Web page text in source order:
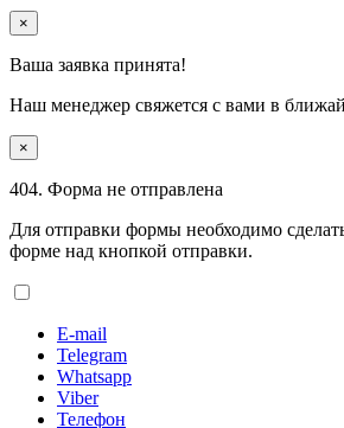
×
Ваша заявка принята!
Наш менеджер свяжется с вами в
×
404. Форма не отправлена
Для отправки формы необходимо
форме над кнопкой отправки.
E-mail
Telegram
Whatsapp
Viber
Телефон